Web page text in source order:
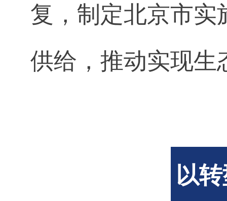
复，制定北京市实
供给，推动实现生
以